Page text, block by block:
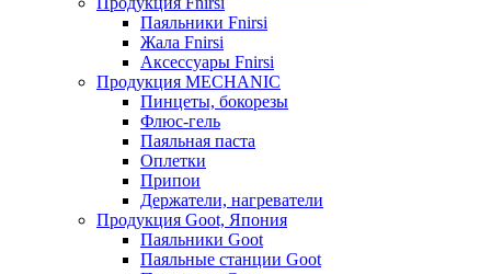
Паяльники Fnirsi
Жала Fnirsi
Аксессуары Fnirsi
Продукция MECHANIC
Пинцеты, бокорезы
Флюс-гель
Паяльная паста
Оплетки
Припои
Держатели, нагреватели
Продукция Goot, Япония
Паяльники Goot
Паяльные станции Goot